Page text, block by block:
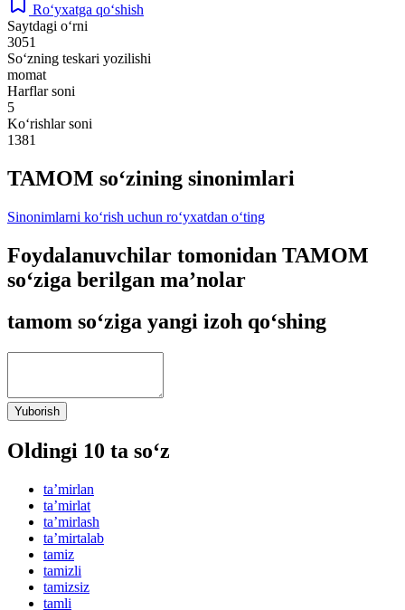
Ro‘yxatga qo‘shish
Saytdagi o‘rni
3051
So‘zning teskari yozilishi
momat
Harflar soni
5
Ko‘rishlar soni
1381
TAMOM so‘zining sinonimlari
Sinonimlarni ko‘rish uchun ro‘yxatdan o‘ting
Foydalanuvchilar tomonidan TAMOM
so‘ziga berilgan ma’nolar
tamom so‘ziga yangi izoh qo‘shing
Yuborish
Oldingi 10 ta so‘z
taʼmirlan
taʼmirlat
taʼmirlash
taʼmirtalab
tamiz
tamizli
tamizsiz
tamli